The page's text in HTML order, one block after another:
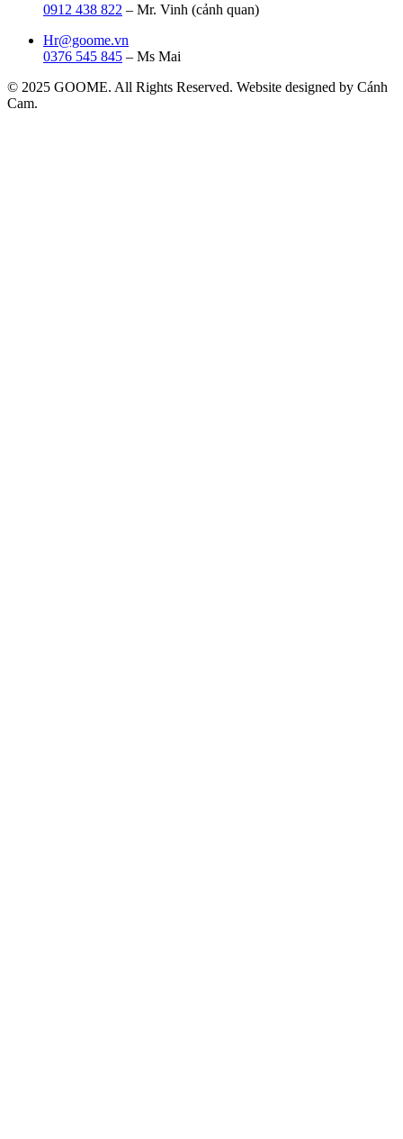
0912 438 822 – Mr. Vinh (cảnh quan)
Hr@goome.vn
0376 545 845 – Ms Mai
© 2025 GOOME. All Rights Reserved. Website designed by Cánh
Cam.